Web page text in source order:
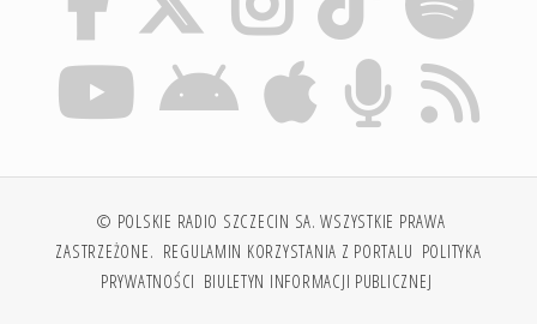
© POLSKIE RADIO SZCZECIN SA. WSZYSTKIE PRAWA
ZASTRZEŻONE. REGULAMIN KORZYSTANIA Z PORTALU POLITYKA
PRYWATNOŚCI BIULETYN INFORMACJI PUBLICZNEJ